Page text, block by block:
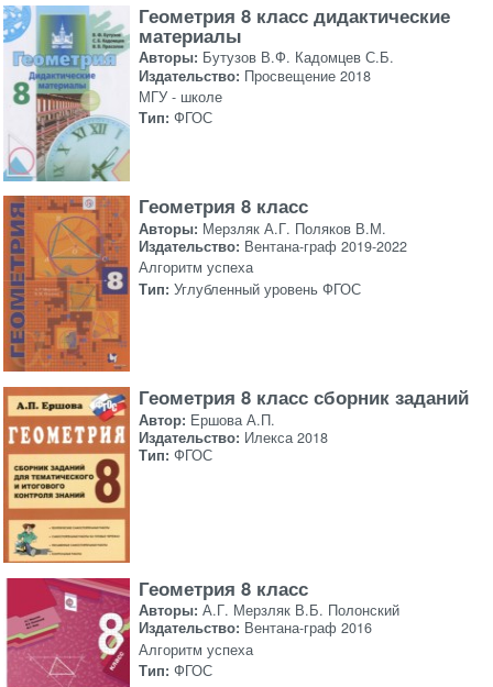
Геометрия 8 класс дидактические
материалы
Авторы: Бутузов В.Ф. Кадомцев С.Б.
Издательство: Просвещение 2018
МГУ - школе
Тип: ФГОС
Геометрия 8 класс
Авторы: Мерзляк А.Г. Поляков В.М.
Издательство: Вентана-граф 2019-2022
Алгоритм успеха
Тип: Углубленный уровень ФГОС
Геометрия 8 класс сборник заданий
Автор: Ершова А.П.
Издательство: Илекса 2018
Тип: ФГОС
Геометрия 8 класс
Авторы: А.Г. Мерзляк В.Б. Полонский
Издательство: Вентана-граф 2016
Алгоритм успеха
Тип: ФГОС